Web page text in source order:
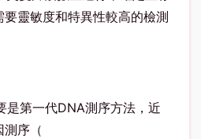
靈敏度和特異性較高的檢測
是第一代DNA測序方法，近
測序（